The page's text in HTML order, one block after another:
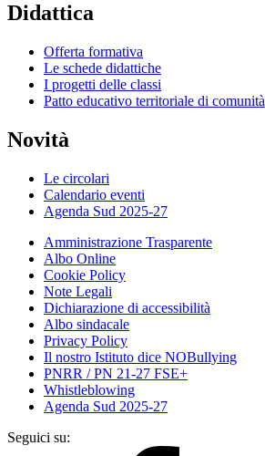
Didattica
Offerta formativa
Le schede didattiche
I progetti delle classi
Patto educativo territoriale di comunità
Novità
Le circolari
Calendario eventi
Agenda Sud 2025-27
Amministrazione Trasparente
Albo Online
Cookie Policy
Note Legali
Dichiarazione di accessibilità
Albo sindacale
Privacy Policy
Il nostro Istituto dice NOBullying
PNRR / PN 21-27 FSE+
Whistleblowing
Agenda Sud 2025-27
Seguici su: